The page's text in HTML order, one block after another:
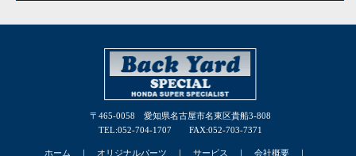
〒465-0058 愛知県名古屋市名東区貴船3-808
TEL:052-704-1707 FAX:052-703-7371
ホーム ｜ オリジナルパーツ ｜ サービス ｜ 会社概要 ｜